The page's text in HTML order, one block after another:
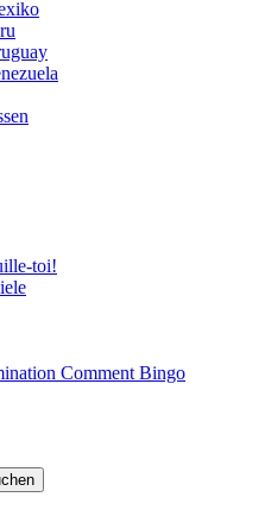
toi!
Comment Bingo